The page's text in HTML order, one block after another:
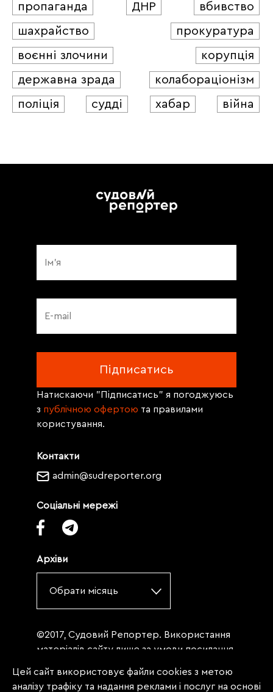
пропаганда
ДНР
вбивство
шахрайство
прокуратура
воєнні злочини
корупція
державна зрада
колабораціонізм
поліція
судді хабар війна
Контакти
admin@sudreporter.org
Соціальні мережі
Архіви
Обрати місяць
Натискаючи "Підписатись" я погоджуюсь
з публічною офертою та правилами
користування.
©2017, Судовий Репортер. Використання
матеріалів сайту лише за умови посилання
«Судовий репортер» не нижче третього
Цей сайт використовує файли cookies з метою
аналізу трафіку та надання реклами і послуг на основі